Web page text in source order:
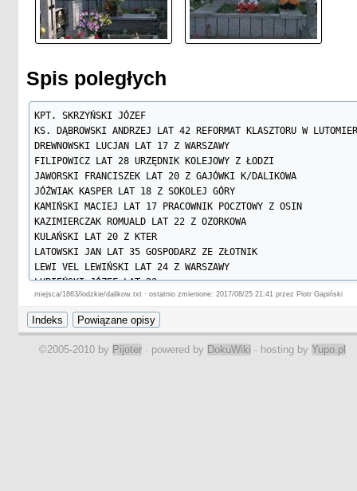
Spis poległych
KPT. SKRZYŃSKI JÓZEF
KS. DĄBROWSKI ANDRZEJ LAT 42 REFORMAT KLASZTORU W
DREWNOWSKI LUCJAN LAT 17 Z WARSZAWY
FILIPOWICZ LAT 28 URZĘDNIK KOLEJOWY Z ŁODZI
JAWORSKI FRANCISZEK LAT 20 Z GAJÓWKI K/DALIKOWA
JÓŹWIAK KASPER LAT 18 Z SOKOLEJ GÓRY
KAMIŃSKI MACIEJ LAT 17 PRACOWNIK POCZTOWY Z OSIN
KAZIMIERCZAK ROMUALD LAT 22 Z OZORKOWA
KULAŃSKI LAT 20 Z KTER
LATOWSKI JAN LAT 35 GOSPODARZ ZE ZŁOTNIK
LEWI VEL LEWIŃSKI LAT 24 Z WARSZAWY
ŁUBIEŃSKI JÓZEF LAT 23
MAJEWSKI LAT 22 KLERYK FRANCISZKANIN Z ŁAGIEWNIK
MAJEWSKI HIPOLIT LAT 43 Z SĘDOWA K/STRYKOWA
MAJEWSKI JÓZEF WŁADYSŁAW LAT 24 URZĘDNIK Z ŁYSZKOWIC
OBRZYDA WALNETY LAT 28 ZE ZGIERZA
PIEKARSKI FRANCISZEK LAT 23 KLERYK FRANCISZKANIN Z
miejsca/1863/lodzkie/dalikow.txt · ostatnio zmienione: 2017/08/25 21:41 przez Piotr Gapiński
©2005-2010 by Pijoter · powered by DokuWiki · hosting by Yupo.pl